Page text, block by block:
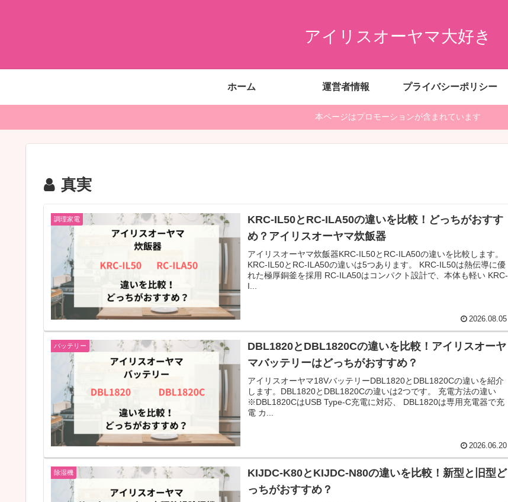
アイリスオーヤマ大好き
ホーム 運営者情報 プライバシーポリシー
本ページはプロモーションが含まれています
真実
調理家電
KRC-IL50とRC-ILA50の違いを比較！どっちがおすす
め？アイリスオーヤマ炊飯器
アイリスオーヤマ炊飯器KRC-IL50とRC-ILA50の違いを比較します。
KRC-IL50とRC-ILA50の違いは5つあります。 KRC-IL50は熱伝導に優
れた極厚銅釜を採用 RC-ILA50はコンパクト設計で、本体も軽い KRC-
I...
2026.08.05
バッテリー
DBL1820とDBL1820Cの違いを比較！アイリスオーヤ
マバッテリーはどっちがおすすめ？
アイリスオーヤマ18VバッテリーDBL1820とDBL1820Cの違いを紹介
します。DBL1820とDBL1820Cの違いは2つです。 充電方法の違い
※DBL1820CはUSB Type-C充電に対応、 DBL1820は専用充電器で充
電 カ...
2026.06.20
除湿機
KIJDC-K80とKIJDC-N80の違いを比較！新型と旧型ど
っちがおすすめ？